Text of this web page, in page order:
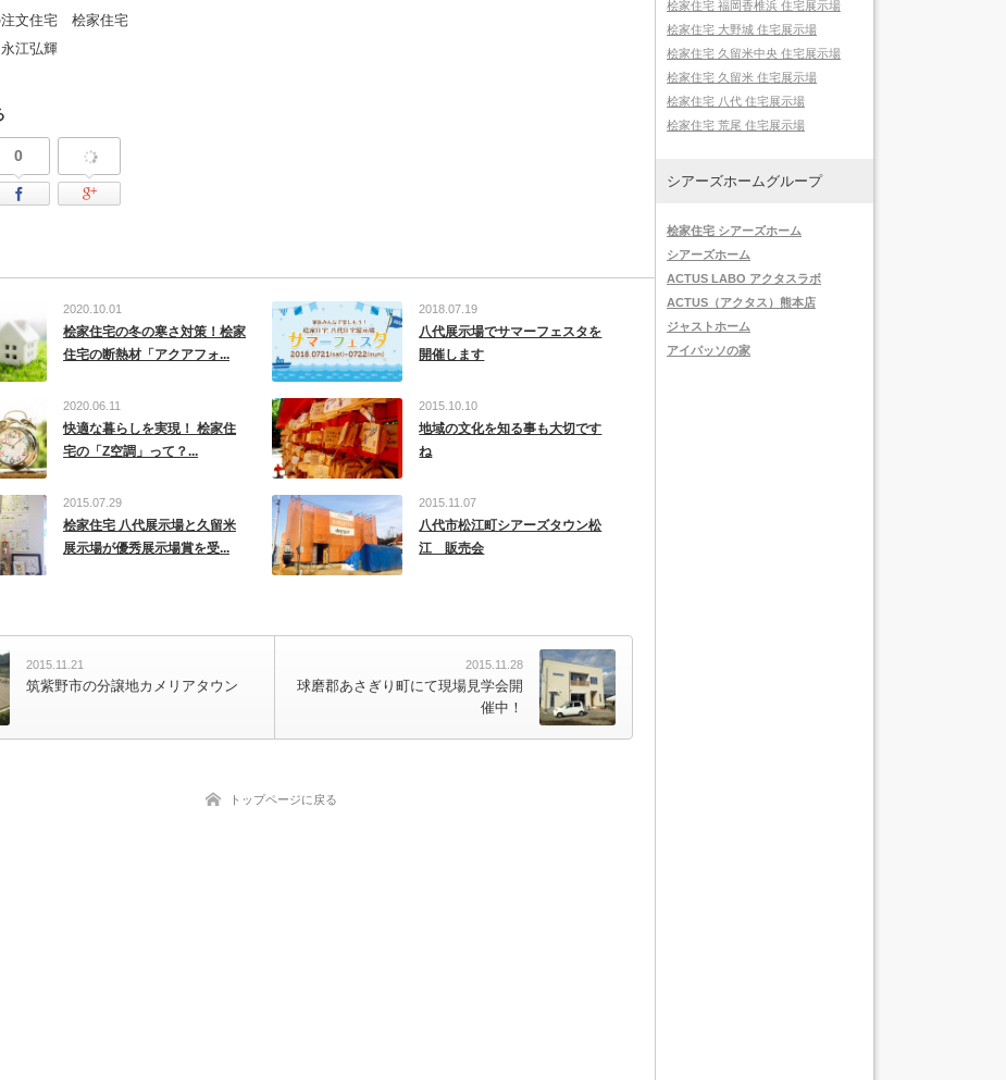
注文住宅 桧家住宅
江弘輝
Twitter
0
Facebook
2020.10.01
桧家住宅の冬の寒さ対策！桧家
住宅の断熱材「アクアフォ...
2018.07.19
八代展示場でサマーフェスタを
開催します
2020.06.11
快適な暮らしを実現！ 桧家住
宅の「Z空調」って？...
2015.10.10
地域の文化を知る事も大切です
ね
2015.07.29
桧家住宅 八代展示場と久留米
展示場が優秀展示場賞を受...
2015.11.07
八代市松江町シアーズタウン松
江 販売会
2015.11.21
筑紫野市の分譲地カメリアタウン
2015.11.28
球磨郡あさぎり町にて現場見学会開
催中！
トップページに戻る
桧家住宅 福岡香椎浜 住宅展示場
桧家住宅 大野城 住宅展示場
桧家住宅 久留米中央 住宅展示場
桧家住宅 久留米 住宅展示場
桧家住宅 八代 住宅展示場
桧家住宅 荒尾 住宅展示場
シアーズホームグループ
桧家住宅 シアーズホーム
シアーズホーム
ACTUS LABO アクタスラボ
ACTUS（アクタス）熊本店
ジャストホーム
アイパッソの家